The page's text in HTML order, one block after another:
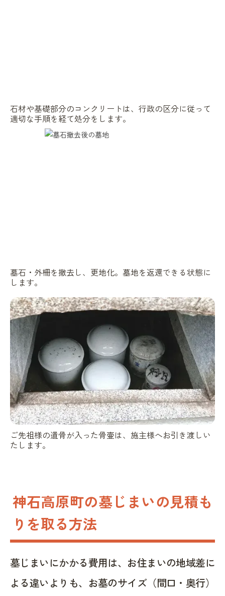
石材や基礎部分のコンクリートは、行政の区分に従って
適切な手順を経て処分をします。
墓石・外柵を撤去し、更地化。墓地を返還できる状態に
します。
ご先祖様の遺骨が入った骨壷は、施主様へお引き渡しい
たします。
神石高原町の墓じまいの見積も
りを取る方法
墓じまいにかかる費用は、お住まいの地域差に
よる違いよりも、お墓のサイズ（間口・奥行）